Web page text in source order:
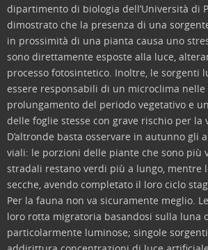
dipartimento di biologia dell’Università di
dimostrato che la presenza di una
in prossimità di una pianta causa uno
sono direttamente esposte alla luce,
processo fotosintetico. Inoltre, le sorgenti
essere responsabili di un microclima
prolungamento del periodo vegetativo e
delle foglie stesse con grave rischio per la
D’altronde basta osservare in autunno gli
viali: le porzioni delle piante che sono più
stradali restano verdi più a lungo, mentre
secche, avendo completato il loro ciclo
Per la fauna non va sicuramente meglio.
loro rotta migratoria basandosi sulla luna
particolarmente luminose; singole